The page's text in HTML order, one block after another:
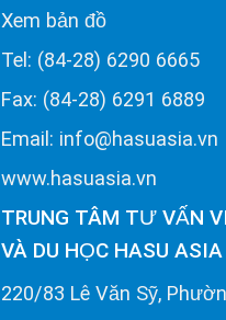
Xem bản đồ
Tel: (84-28) 6290 6665
Fax: (84-28) 6291 6889
Email: info@hasuasia.vn
www.hasuasia.vn
TRUNG TÂM TƯ VẤN
VÀ DU HỌC HASU ASIA
220/83 Lê Văn Sỹ,